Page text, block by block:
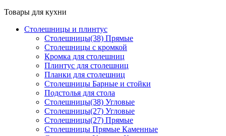
Товары для кухни
Столешницы и плинтус
Столешницы(38) Прямые
Столешницы с кромкой
Кромка для столешниц
Плинтус для столешниц
Планки для столешниц
Столешницы Барные и стойки
Подстолья для стола
Столешницы(38) Угловые
Столешницы(27) Угловые
Столешницы(27) Прямые
Столешницы Прямые Каменные